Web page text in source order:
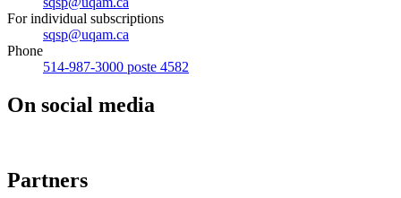
For individual subscriptions
sqsp@uqam.ca
Phone
514-987-3000 poste 4582
On social media
Partners